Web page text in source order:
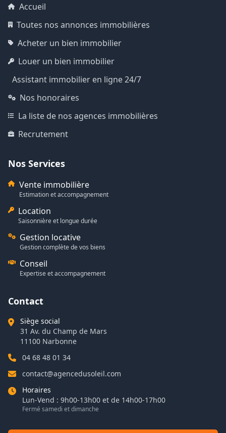
Accueil
Toutes nos annonces immobilières
Acheter un bien immobilier
Louer un bien immobilier
Assistant immobilier en ligne 24/7
Nos honoraires
La liste de nos agences immobilières
Recrutement
Nos Services
Vente immobilière
Estimation et accompagnement
Location
Saisonnière et longue durée
Gestion locative
Gestion complète de vos biens
Conseil
Expertise et accompagnement
Contact
Siège social
31 Av. du Champ de Mars
11100 Narbonne
04 68 48 01 34
contact@agencedusoleil.com
Horaires
Lun-Vend : 9h00-13h00 et de 14h00-17h00
Fermé samedi et dimanche